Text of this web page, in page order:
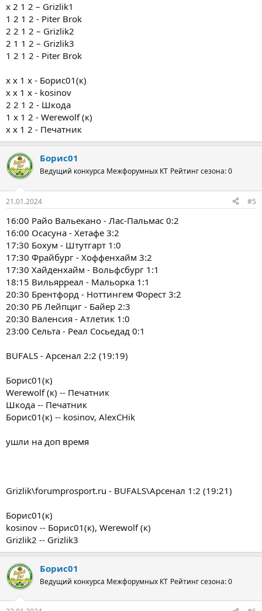
х 2 1 2 – Grizlik1
1 2 1 2 - Piter Brok
2 2 1 2 – Grizlik2
2 1 1 2 – Grizlik3
1 2 1 2 - Piter Brok
х х 1 х - Борис01(к)
х х 1 х - kosinov
2 2 1 2 - Шкода
1 x 1 2 - Werewolf (к)
x x 1 2 - Печатник
Борис01
Ведущий конкурса Межфорумных КТ Рейтинг сезона: 0
21.01.2024 #5
16:00 Райо Вальекано - Лас-Пальмас 0:2
16:00 Осасуна - Хетафе 3:2
17:30 Бохум - Штутгарт 1:0
17:30 Фрайбург - Хоффенхайм 3:2
17:30 Хайденхайм - Вольфсбург 1:1
18:15 Вильярреал - Мальорка 1:1
20:30 Брентфорд - Ноттингем Форест 3:2
20:30 РБ Лейпциг - Байер 2:3
20:30 Валенсия - Атлетик 1:0
23:00 Сельта - Реал Сосьедад 0:1
BUFALS - Арсенал 2:2 (19:19)
Борис01(к)
Werewolf (к) -- Печатник
Шкода -- Печатник
Борис01(к) -- kosinov, AlexCHik
ушли на доп время
Grizlik\forumprosport.ru - BUFALS\Арсенал 1:2 (19:21)
Борис01(к)
kosinov -- Борис01(к), Werewolf (к)
Grizlik2 -- Grizlik3
Борис01
Ведущий конкурса Межфорумных КТ Рейтинг сезона: 0